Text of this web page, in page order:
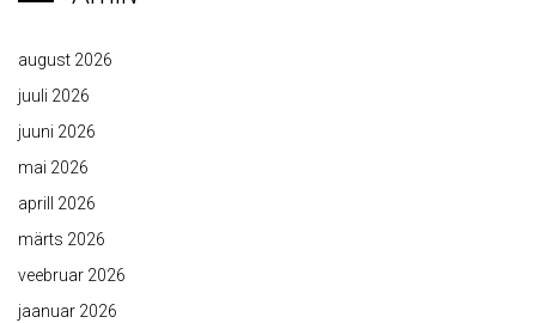
august 2026
juuli 2026
juuni 2026
mai 2026
aprill 2026
märts 2026
veebruar 2026
jaanuar 2026